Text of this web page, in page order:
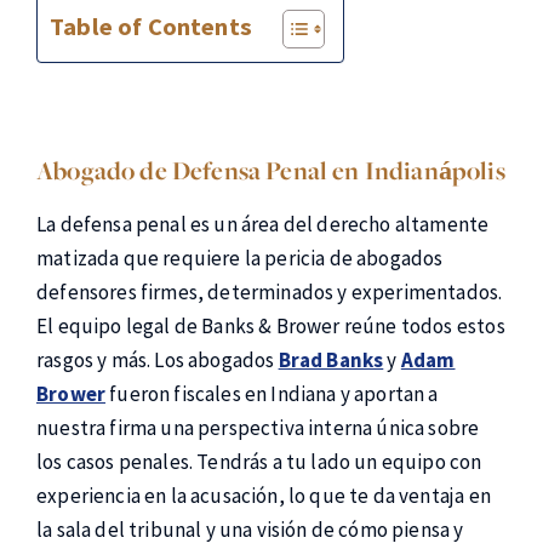
Table of Contents
Abogado de Defensa Penal en Indianápolis
La defensa penal es un área del derecho altamente
matizada que requiere la pericia de abogados
defensores firmes, determinados y experimentados.
El equipo legal de Banks & Brower reúne todos estos
rasgos y más. Los abogados Brad BanksyAdam
Browerfueron fiscales en Indiana y aportan a
nuestra firma una perspectiva interna única sobre
los casos penales. Tendrás a tu lado un equipo con
experiencia en la acusación, lo que te da ventaja en
la sala del tribunal y una visión de cómo piensa y